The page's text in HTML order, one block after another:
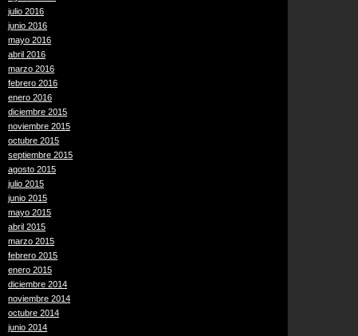
julio 2016
junio 2016
mayo 2016
abril 2016
marzo 2016
febrero 2016
enero 2016
diciembre 2015
noviembre 2015
octubre 2015
septiembre 2015
agosto 2015
julio 2015
junio 2015
mayo 2015
abril 2015
marzo 2015
febrero 2015
enero 2015
diciembre 2014
noviembre 2014
octubre 2014
junio 2014